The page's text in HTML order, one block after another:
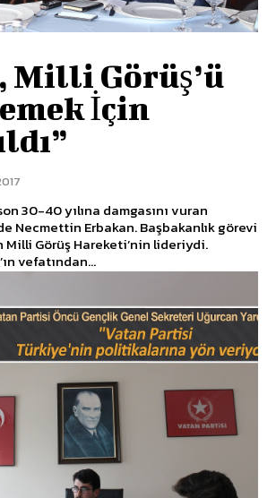
Milli Görüş’ü
İçin
30-40 yılına damgasını vuran
Necmettin Erbakan. Başbakanlık görevi
Milli Görüş Hareketi’nin lideriydi.
vefatından...